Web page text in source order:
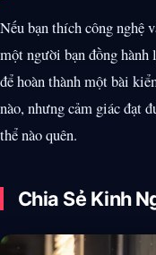
Nếu bạn thích công nghệ
một người bạn đồng
để hoàn thành một bài
nào, nhưng cảm giác đạt
thể nào quên.
Chia Sẻ Kinh